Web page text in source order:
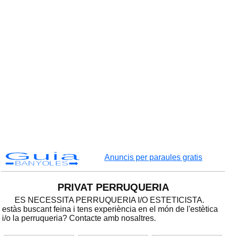
Guia
BANYOLES
Anuncis per paraules gratis
PRIVAT PERRUQUERIA
ES NECESSITA PERRUQUERIA I/O ESTETICISTA.
estàs buscant feina i tens experiència en el món de l'estètica
i/o la perruqueria? Contacte amb nosaltres.